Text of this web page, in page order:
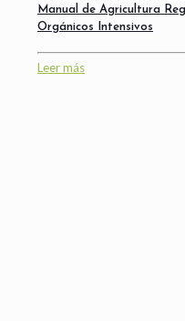
Manual de Agricultura
Orgánicos Intensivos
Leer más